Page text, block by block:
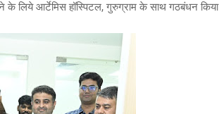
आर्टेमिस हॉस्पिटल, गुरुग्राम के साथ गठबंधन किया